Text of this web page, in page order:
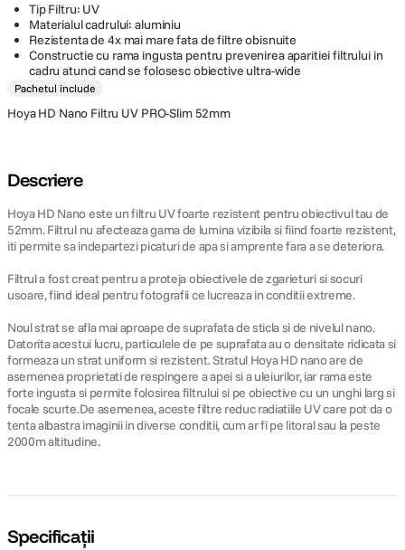
Tip Filtru: UV
Materialul cadrului: aluminiu
Rezistenta de 4x mai mare fata de filtre obisnuite
Constructie cu rama ingusta pentru prevenirea aparitiei filtrului in
cadru atunci cand se folosesc obiective ultra-wide
Pachetul include
Hoya HD Nano Filtru UV PRO-Slim 52mm
Descriere
Hoya HD Nano este un filtru UV foarte rezistent pentru obiectivul tau de
52mm. Filtrul nu afecteaza gama de lumina vizibila si fiind foarte rezistent,
iti permite sa indepartezi picaturi de apa si amprente fara a se deteriora.
Filtrul a fost creat pentru a proteja obiectivele de zgarieturi si socuri
usoare, fiind ideal pentru fotografii ce lucreaza in conditii extreme.
Noul strat se afla mai aproape de suprafata de sticla si de nivelul nano.
Datorita acestui lucru, particulele de pe suprafata au o densitate ridicata si
formeaza un strat uniform si rezistent. Stratul Hoya HD nano are de
asemenea proprietati de respingere a apei si a uleiurilor, iar rama este
forte ingusta si permite folosirea filtrului si pe obiective cu un unghi larg si
focale scurte.De asemenea, aceste filtre reduc radiatiile UV care pot da o
tenta albastra imaginii in diverse conditii, cum ar fi pe litoral sau la peste
2000m altitudine.
Specificații